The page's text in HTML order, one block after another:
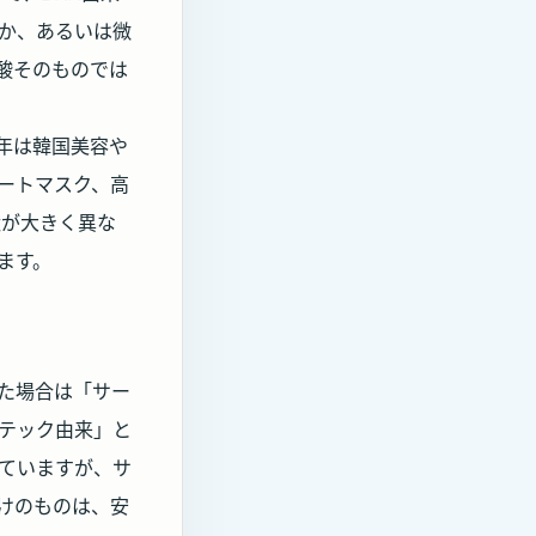
、あるいは微
そのものでは
は韓国美容や
トマスク、高
大きく異な
。
場合は「サー
ック由来」と
いますが、サ
のものは、安